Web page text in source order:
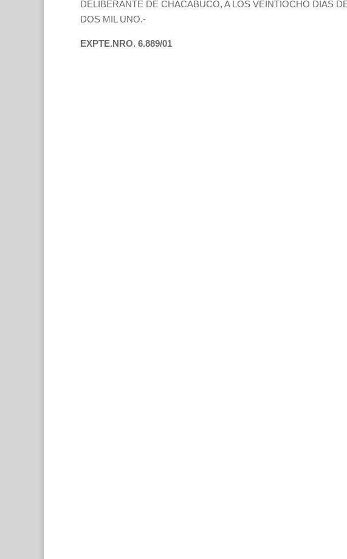
DELIBERANTE DE CHACABUCO, A LOS VEINTIOCHO DIAS
DOS MIL UNO.-
EXPTE.NRO. 6.889/01